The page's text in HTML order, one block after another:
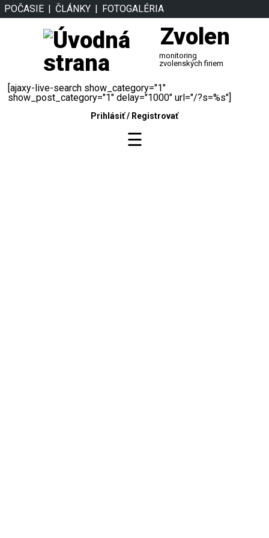
POČASIE ČLÁNKY FOTOGALÉRIA
Zvolen
monitoring
zvolenských firiem
[ajaxy-live-search show_category="1"
show_post_category="1" delay="1000" url="/?s=%s"]
Prihlásiť/ Registrovať
☰